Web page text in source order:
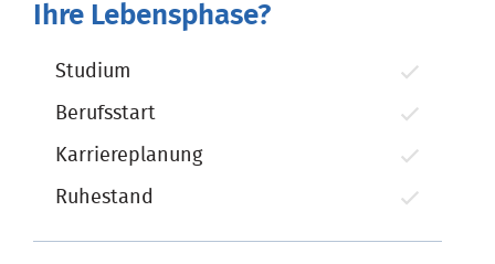
Ihre Lebensphase?
Studium
Berufsstart
Karriereplanung
Ruhestand